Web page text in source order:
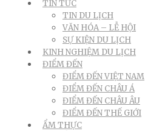
TIN TỨC
TIN DU LỊCH
VĂN HÓA – LỄ HỘI
SỰ KIỆN DU LỊCH
KINH NGHIỆM DU LỊCH
ĐIỂM ĐẾN
ĐIỂM ĐẾN VIỆT NAM
ĐIỂM ĐẾN CHÂU Á
ĐIỂM ĐẾN CHÂU ÂU
ĐIỂM ĐẾN THẾ GIỚI
ẨM THỰC